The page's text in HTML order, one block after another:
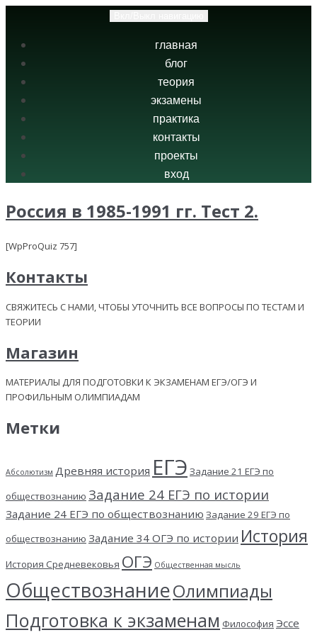
главная
блог
теория
экзамены
практика
контакты
проекты
вход
Россия в 1985-1991 гг. Тест 2.
[WpProQuiz 757]
Контакты
СВЯЖИТЕСЬ С НАМИ, ЧТОБЫ УТОЧНИТЬ ВСЕ ВОПРОСЫ ПО ТЕСТАМ И
ТЕОРИИ
Магазин
МАТЕРИАЛЫ ДЛЯ ПОДГОТОВКИ К ЭКЗАМЕНАМ ЕГЭ/ОГЭ И
ПРОФИЛЬНЫМ ОЛИМПИАДАМ
Метки
Абсолютизм Древняя история ЕГЭ Задание 21 ЕГЭ по
обществознанию Задание 24 ЕГЭ по истории
Задание 24 ЕГЭ по обществознанию Задание 29 ЕГЭ по
обществознанию Задание 34 ОГЭ по истории История
История Средневековья ОГЭ Общественная мысль
ОбществознаниеОлимпиады
Подготовка к экзаменам Философия Эссе